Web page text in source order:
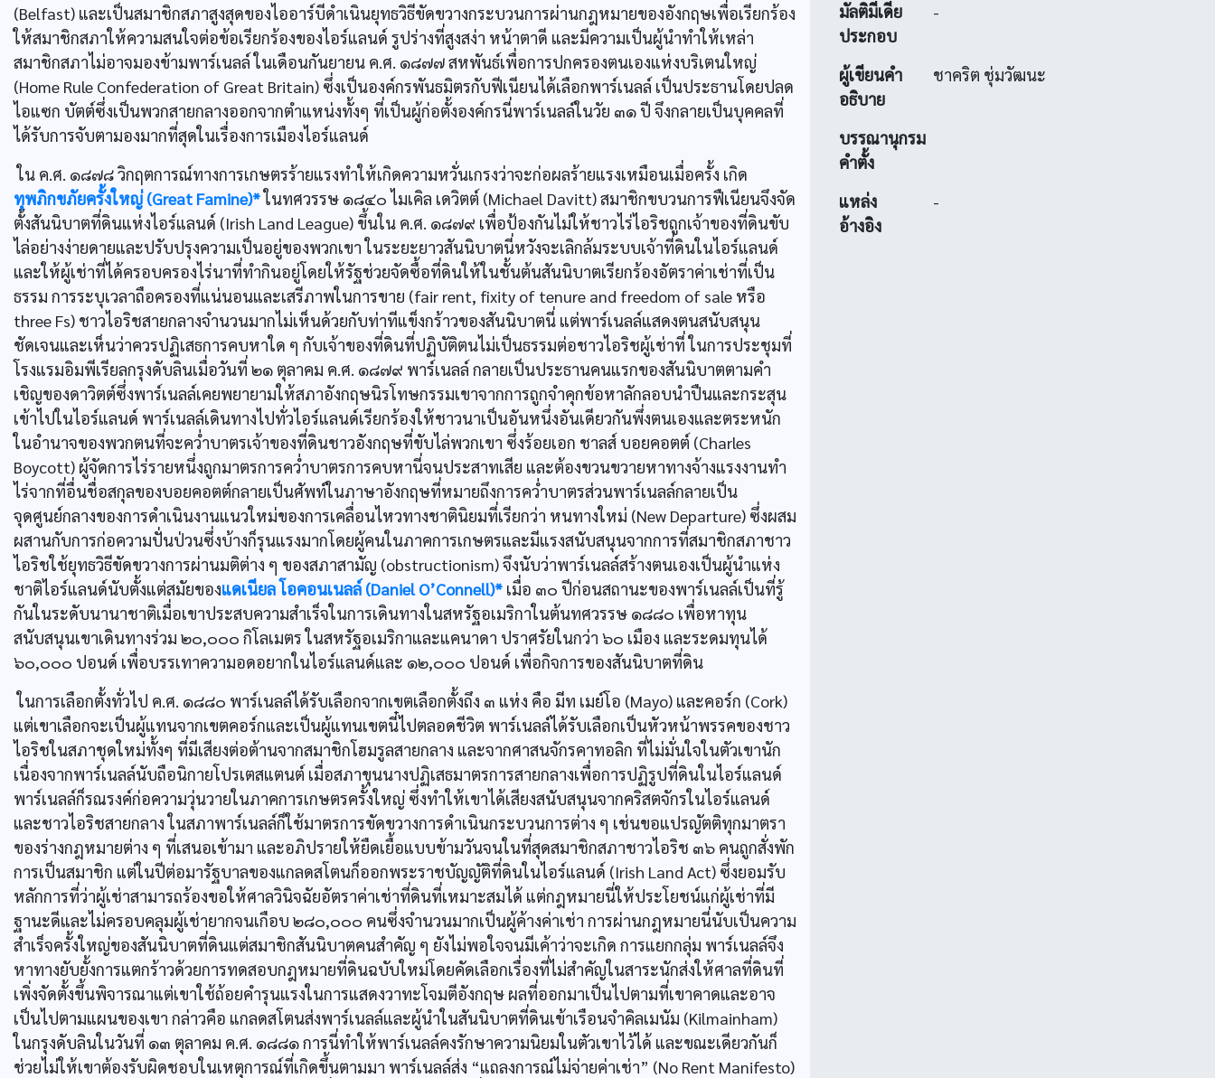
(Belfast) และเป็นสมาชิกสภาสูงสุดของไออาร์บีดำเนินยุทธวิธีขัดขวางกระบวนการผ่านกฎหมายของอังกฤษเพื่อเรียกร้อง
ให้สมาชิกสภาให้ความสนใจต่อข้อเรียกร้องของไอร์แลนด์ รูปร่างที่สูงสง่า หน้าตาดี และมีความเป็นผู้นำทำให้เหล่า
สมาชิกสภาไม่อาจมองข้ามพาร์เนลล์ ในเดือนกันยายน ค.ศ. ๑๘๗๗ สหพันธ์เพื่อการปกครองตนเองแห่งบริเตนใหญ่
(Home Rule Confederation of Great Britain) ซึ่งเป็นองค์กรพันธมิตรกับฟีเนียนได้เลือกพาร์เนลล์ เป็นประธานโดยปลด
ไอแซก บัตต์ซึ่งเป็นพวกสายกลางออกจากตำแหน่งทั้งๆ ที่เป็นผู้ก่อตั้งองค์กรนี่พาร์เนลล์ในวัย ๓๑ ปี จึงกลายเป็นบุคคลที่
ได้รับการจับตามองมากที่สุดในเรื่องการเมืองไอร์แลนด์
ใน ค.ศ. ๑๘๗๘ วิกฤตการณ์ทางการเกษตรร้ายแรงทำให้เกิดความหวั่นเกรงว่าจะก่อผลร้ายแรงเหมือนเมื่อครั้ง เกิด
ทุพภิกขภัยครั้งใหญ่ (Great Famine)*ในทศวรรษ ๑๘๔๐ ไมเคิล เดวิตต์ (Michael Davitt) สมาชิกขบวนการฟืเนียนจึงจัด
ตั้งสันนิบาตที่ดินแห่งไอร์แลนด์ (Irish Land League) ขึ้นใน ค.ศ. ๑๘๗๙ เพื่อป้องกันไม่ให้ชาวไร่ไอริชถูกเจ้าของที่ดินขับ
ไล่อย่างง่ายดายและปรับปรุงความเป็นอยู่ของพวกเขา ในระยะยาวสันนิบาตนี่หวังจะเลิกล้มระบบเจ้าที่ดินในไอร์แลนด์
และให้ผู้เช่าที่ได้ครอบครองไร่นาที่ทำกินอยู่โดยให้รัฐช่วยจัดซื้อที่ดินให้ในชั้นต้นสันนิบาตเรียกร้องอัตราค่าเช่าที่เป็น
ธรรม การระบุเวลาถือครองที่แน่นอนและเสรีภาพในการขาย (fair rent, fixity of tenure and freedom of sale หรือ
three Fs) ชาวไอริชสายกลางจำนวนมากไม่เห็นด้วยกับท่าทีแข็งกร้าวของสันนิบาตนี่ แต่พาร์เนลล์แสดงตนสนับสนุน
ชัดเจนและเห็นว่าควรปฏิเสธการคบหาใด ๆ กับเจ้าของที่ดินที่ปฏิบัติตนไม่เป็นธรรมต่อชาวไอริชผู้เช่าที่ ในการประชุมที่
โรงแรมอิมพีเรียลกรุงดับลินเมื่อวันที่ ๒๑ ตุลาคม ค.ศ. ๑๘๗๙ พาร์เนลล์ กลายเป็นประธานคนแรกของสันนิบาตตามคำ
เชิญของดาวิตต์ซึ่งพาร์เนลล์เคยพยายามให้สภาอังกฤษนิรโทษกรรมเขาจากการถูกจำคุกข้อหาลักลอบนำปืนและกระสุน
เข้าไปในไอร์แลนด์ พาร์เนลล์เดินทางไปทั่วไอร์แลนด์เรียกร้องให้ชาวนาเป็นอันหนึ่งอันเดียวกันพึ่งตนเองและตระหนัก
ในอำนาจของพวกตนที่จะควํ่าบาตรเจ้าของที่ดินชาวอังกฤษที่ขับไล่พวกเขา ซึ่งร้อยเอก ชาลส์ บอยคอตต์ (Charles
Boycott) ผู้จัดการไร่รายหนึ่งถูกมาตรการควํ่าบาตรการคบหานี่จนประสาทเสีย และต้องขวนขวายหาทางจ้างแรงงานทำ
ไร่จากที่อื่นชื่อสกุลของบอยคอตต์กลายเป็นศัพท์ในภาษาอังกฤษที่หมายถึงการควํ่าบาตรส่วนพาร์เนลล์กลายเป็น
จุดศูนย์กลางของการดำเนินงานแนวใหม่ของการเคลื่อนไหวทางชาตินิยมที่เรียกว่า หนทางใหม่ (New Departure) ซึ่งผสม
ผสานกับการก่อความปั่นป่วนซึ่งบ้างก็รุนแรงมากโดยผู้คนในภาคการเกษตรและมีแรงสนับสนุนจากการที่สมาชิกสภาชาว
ไอริชใช้ยุทธวิธีขัดขวางการผ่านมติต่าง ๆ ของสภาสามัญ (obstructionism) จึงนับว่าพาร์เนลล์สร้างตนเองเป็นผู้นำแห่ง
ชาติไอร์แลนด์นับตั้งแต่สมัยของแดเนียล โอคอนเนลล์ (Daniel O’Connell)* เมื่อ ๓๐ ปีก่อนสถานะของพาร์เนลล์เป็นที่รู้
กันในระดับนานาชาติเมื่อเขาประสบความสำเร็จในการเดินทางในสหรัฐอเมริกาในต้นทศวรรษ ๑๘๘๐ เพื่อหาทุน
สนับสนุนเขาเดินทางร่วม ๒๐,๐๐๐ กิโลเมตร ในสหรัฐอเมริกาและแคนาดา ปราศรัยในกว่า ๖๐ เมือง และระดมทุนได้
๖๐,๐๐๐ ปอนด์ เพื่อบรรเทาความอดอยากในไอร์แลนด์และ ๑๒,๐๐๐ ปอนด์ เพื่อกิจการของสันนิบาตที่ดิน
ในการเลือกตั้งทั่วไป ค.ศ. ๑๘๘๐ พาร์เนลล์ได้รับเลือกจากเขตเลือกตั้งถึง ๓ แห่ง คือ มีท เมย์โอ (Mayo) และคอร์ก (Cork)
แต่เขาเลือกจะเป็นผู้แทนจากเขตคอร์กและเป็นผู้แทนเขตนี๋ไปตลอดชีวิต พาร์เนลล์ได้รับเลือกเป็นหัวหน้าพรรคของชาว
ไอริชในสภาชุดใหม่ทั้งๆ ที่มีเสียงต่อต้านจากสมาชิกโฮมรูลสายกลาง และจากศาสนจักรคาทอลิก ที่ไม่มั่นใจในตัวเขานัก
เนื่องจากพาร์เนลล์นับถือนิกายโปรเตสแตนต์ เมื่อสภาขุนนางปฏิเสธมาตรการสายกลางเพื่อการปฏิรูปที่ดินในไอร์แลนด์
พาร์เนลล์ก็รณรงค์ก่อความวุ่นวายในภาคการเกษตรครั้งใหญ่ ซึ่งทำให้เขาได้เสียงสนับสนุนจากคริสตจักรในไอร์แลนด์
และชาวไอริชสายกลาง ในสภาพาร์เนลล์ก็ใช้มาตรการขัดขวางการดำเนินกระบวนการต่าง ๆ เช่นขอแปรญัตติทุกมาตรา
ของร่างกฎหมายต่าง ๆ ที่เสนอเข้ามา และอภิปรายให้ยืดเยื้อแบบข้ามวันจนในที่สุดสมาชิกสภาชาวไอริช ๓๖ คนถูกสั่งพัก
การเป็นสมาชิก แต่ในปีต่อมารัฐบาลของแกลดสโตนก็ออกพระราชบัญญัติที่ดินในไอร์แลนด์ (Irish Land Act) ซึ่งยอมรับ
หลักการที่ว่าผู้เช่าสามารถร้องขอให้ศาลวินิจฉัยอัตราค่าเช่าที่ดินที่เหมาะสมได้ แต่กฎหมายนี่ให้ประโยชน์แก่ผู้เช่าที่มี
ฐานะดีและไม่ครอบคลุมผู้เช่ายากจนเกือบ ๒๘๐,๐๐๐ คนซึ่งจำนวนมากเป็นผู้ค้างค่าเช่า การผ่านกฎหมายนี่นับเป็นความ
สำเร็จครั้งใหญ่ของสันนิบาตที่ดินแต่สมาชิกสันนิบาตคนสำคัญ ๆ ยังไม่พอใจจนมีเค้าว่าจะเกิด การแยกกลุ่ม พาร์เนลล์จึง
หาทางยับยั้งการแตกร้าวด้วยการทดสอบกฎหมายที่ดินฉบับใหม่โดยคัดเลือกเรื่องที่ไม่สำคัญในสาระนักส่งให้ศาลที่ดินที่
เพิ่งจัดตั้งขึ้นพิจารณาแต่เขาใช้ถ้อยคำรุนแรงในการแสดงวาทะโจมตีอังกฤษ ผลที่ออกมาเป็นไปตามที่เขาคาดและอาจ
เป็นไปตามแผนของเขา กล่าวคือ แกลดสโตนส่งพาร์เนลล์และผู้นำในสันนิบาตที่ดินเข้าเรือนจำคิลเมนัม (Kilmainham)
ในกรุงดับลินในวันที่ ๑๓ ตุลาคม ค.ศ. ๑๘๘๑ การนี่ทำให้พาร์เนลล์คงรักษาความนิยมในตัวเขาไว้ได้ และขณะเดียวกันก็
ช่วยไม่ให้เขาต้องรับผิดชอบในเหตุการณ์ที่เกิดขึ้นตามมา พาร์เนลล์ส่ง “แถลงการณ์ไม่จ่ายค่าเช่า” (No Rent Manifesto)
มัลติมีเดีย
ประกอบ
-
ผู้เขียนคำ
อธิบาย
ชาคริต ชุ่มวัฒนะ
บรรณานุกรม
คำตั้ง
แหล่ง
อ้างอิง
-